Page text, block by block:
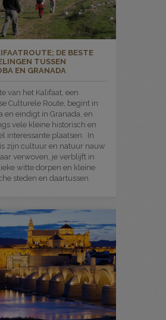
DE BESTE
TUSSEN
EN GRANADA
van het Kalifaat, een
Culturele Route, begint in
en eindigt in Granada, en
vele kleine historisch en
interessante plaatsen. In
zijn cultuur en natuur nauw
verwoven, je verblijft in
witte dorpen en kleine
steden en daartussen